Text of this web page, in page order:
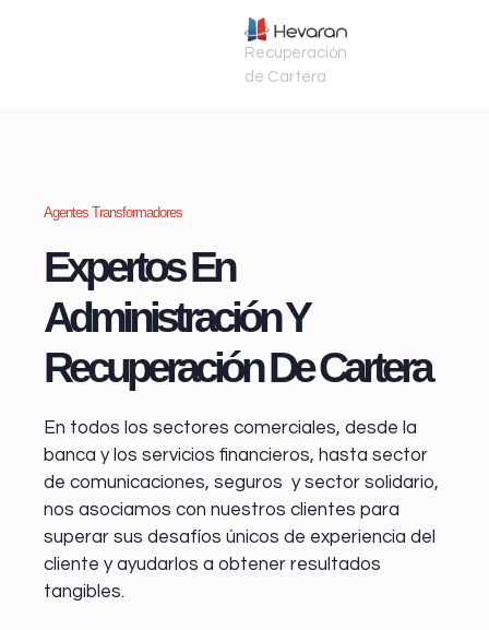
Recuperación
de Cartera
Agentes Transformadores
Expertos En
Administración Y
Recuperación De Cartera
En todos los sectores comerciales, desde la
banca y los servicios financieros, hasta sector
de comunicaciones, seguros y sector solidario,
nos asociamos con nuestros clientes para
superar sus desafíos únicos de experiencia del
cliente y ayudarlos a obtener resultados
tangibles.